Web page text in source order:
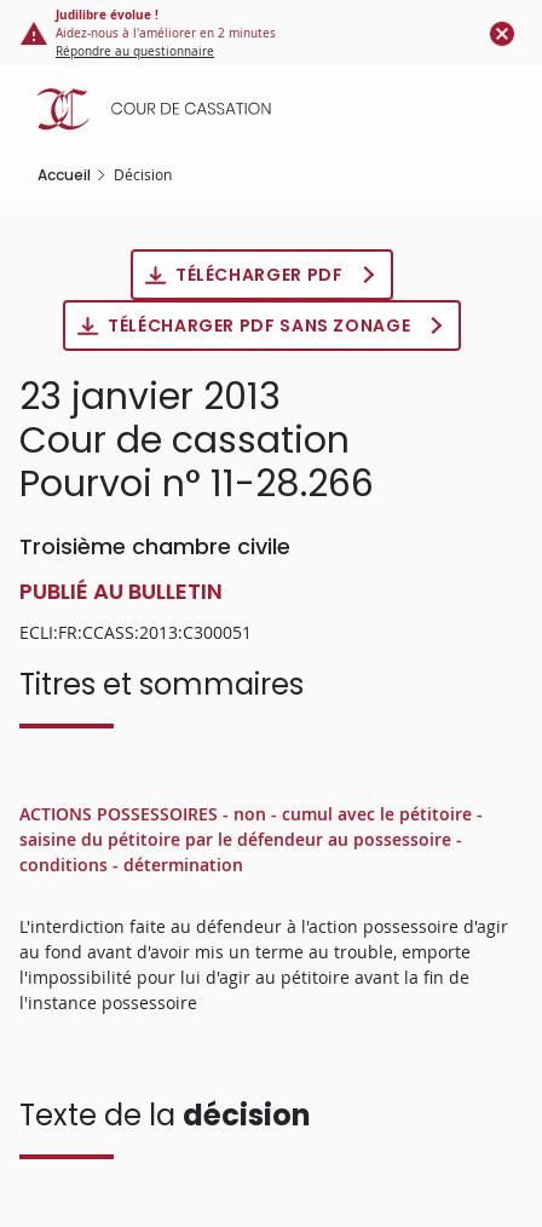
Panneau de gestion des cookies
contenu
principal
Judilibre évolue !
Aidez-nous à l'améliorer en 2 minutes
Répondre au questionnaire
Accueil Décision
TÉLÉCHARGER PDF
TÉLÉCHARGER PDF SANS ZONAGE
23 janvier 2013
Cour de cassation
Pourvoi n° 11-28.266
Troisième chambre civile
PUBLIÉ AU BULLETIN
ECLI:FR:CCASS:2013:C300051
Titres et sommaires
ACTIONS POSSESSOIRES - non - cumul avec le pétitoire -
saisine du pétitoire par le défendeur au possessoire -
conditions - détermination
L'interdiction faite au défendeur à l'action possessoire d'agir
au fond avant d'avoir mis un terme au trouble, emporte
l'impossibilité pour lui d'agir au pétitoire avant la fin de
l'instance possessoire
Texte de la décision